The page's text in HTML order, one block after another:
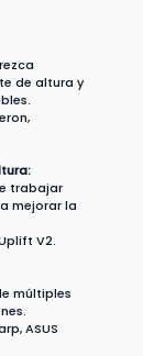
de altura y
trabajar
mejorar la
V2.
múltiples
ASUS